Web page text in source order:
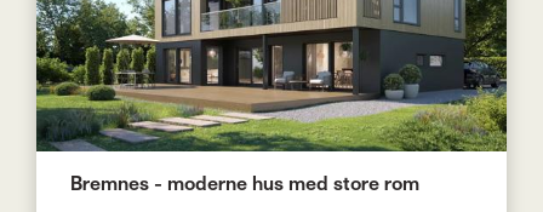
Bremnes - moderne hus med store rom